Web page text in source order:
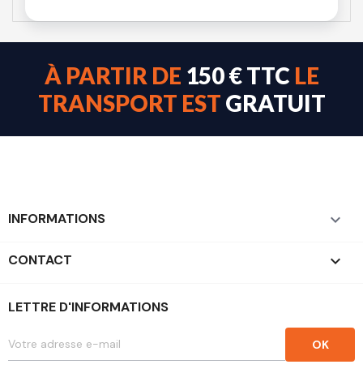
À PARTIR DE 150 € TTC LE
TRANSPORT EST GRATUIT
INFORMATIONS 
CONTACT keyboard_arrow_down
LETTRE D'INFORMATIONS